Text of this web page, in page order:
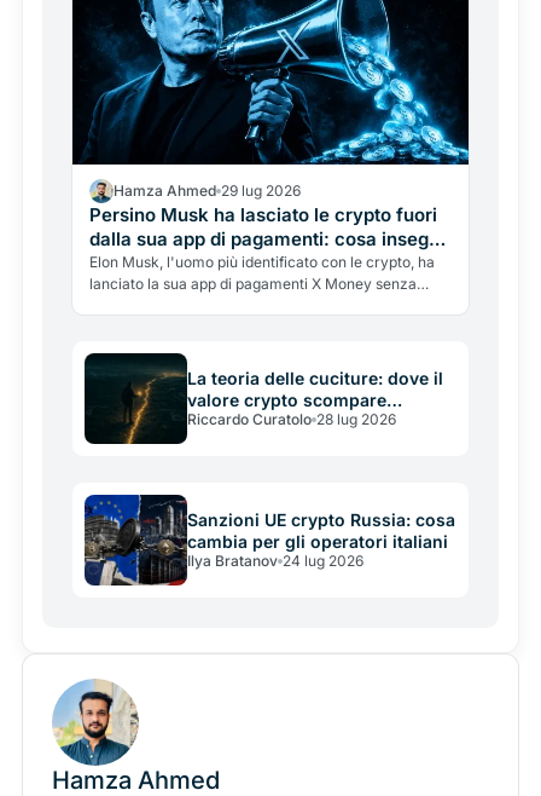
Hamza Ahmed 29 lug 2026
Persino Musk ha lasciato le crypto fuori
dalla sua app di pagamenti: cosa insegna
il lancio di X Money
Elon Musk, l'uomo più identificato con le crypto, ha
lanciato la sua app di pagamenti X Money senza
La teoria delle cuciture: dove il
valore crypto scompare
davvero (e perché non è dove
Riccardo Curatolo 28 lug 2026
Sanzioni UE crypto Russia: cosa
cambia per gli operatori italiani
Ilya Bratanov 24 lug 2026
Hamza Ahmed